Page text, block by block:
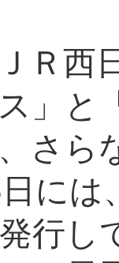
Ｒ西
」
さら
に
行し